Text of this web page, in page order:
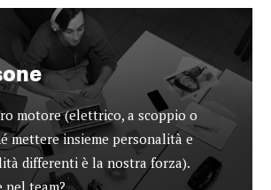
motore (elettrico, a scoppio o
mettere insieme personalità e
differenti è la nostra forza).
nel team?